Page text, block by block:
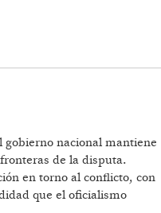
nacional mantiene
de la disputa.
en torno al conflicto, con
que el oficialismo